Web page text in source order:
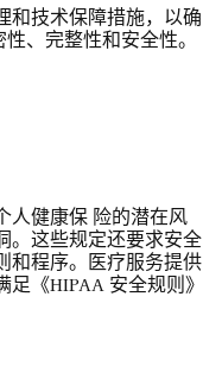
和技术保障措施，以确
、完整性和安全性。
人健康保 险的潜在风
。这些规定还要求安全
和程序。医疗服务提供
《HIPAA 安全规则》